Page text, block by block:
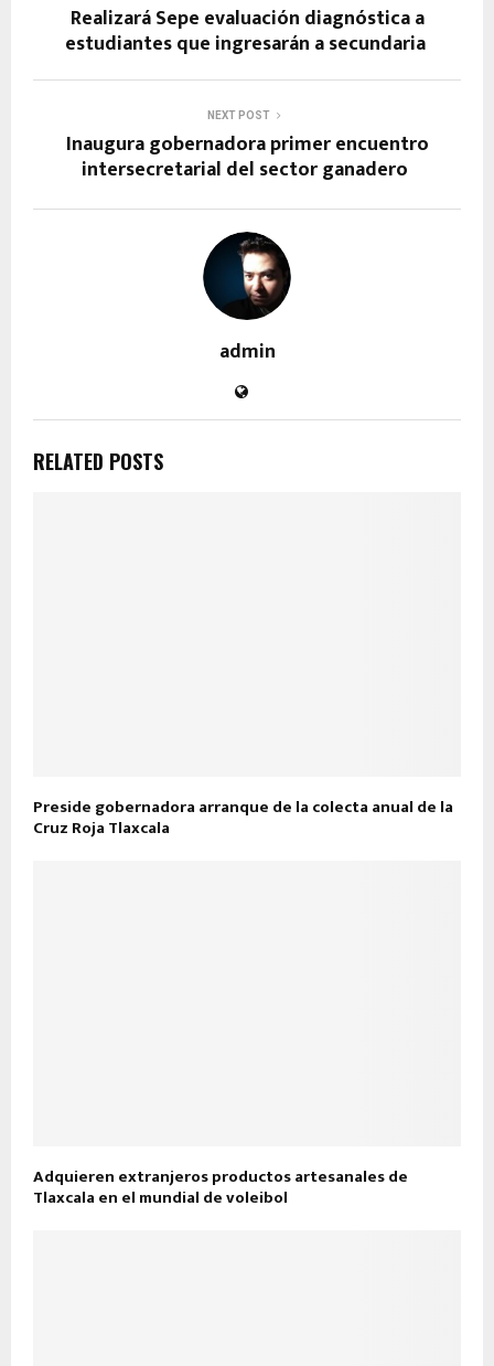
Realizará Sepe evaluación diagnóstica a
estudiantes que ingresarán a secundaria
NEXT POST
Inaugura gobernadora primer encuentro
intersecretarial del sector ganadero
admin
RELATED POSTS
Preside gobernadora arranque de la colecta anual de la
Cruz Roja Tlaxcala
Adquieren extranjeros productos artesanales de
Tlaxcala en el mundial de voleibol